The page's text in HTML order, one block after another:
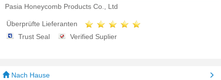
Pasia Honeycomb Products Co., Ltd
Überprüfte Lieferanten
Trust Seal
Verified Suplier
Nach Hause